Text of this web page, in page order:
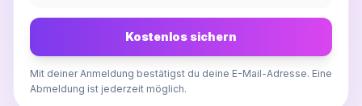
Kostenlos sichern
Mit deiner Anmeldung bestätigst du deine E-Mail-Adresse. Eine
Abmeldung ist jederzeit möglich.